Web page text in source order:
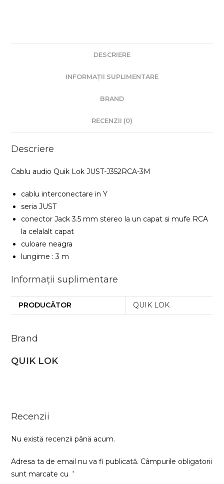
DESCRIERE
INFORMAȚII SUPLIMENTARE
BRAND
RECENZII (0)
Descriere
Cablu audio Quik Lok JUST-J352RCA-3M
cablu interconectare in Y
seria JUST
conector Jack 3.5 mm stereo la un capat si mufe RCA
la celalalt capat
culoare neagra
lungime : 3 m
Informații suplimentare
PRODUCĂTOR QUIK LOK
Brand
QUIK LOK
Recenzii
Nu există recenzii până acum.
Adresa ta de email nu va fi publicată. Câmpurile obligatorii
sunt marcate cu
*